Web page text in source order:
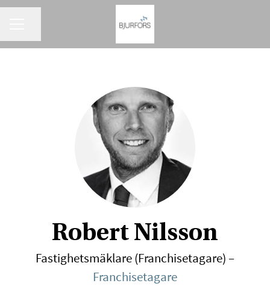
Robert Nilsson
Fastighetsmäklare (Franchisetagare) –
Franchisetagare